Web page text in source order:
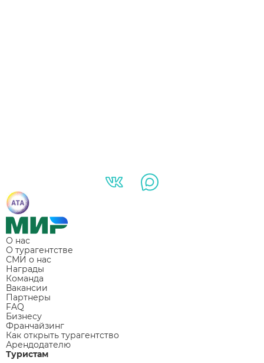
О нас
О турагентстве
СМИ о нас
Награды
Команда
Вакансии
Партнеры
FAQ
Бизнесу
Франчайзинг
Как открыть турагентство
Арендодателю
Туристам